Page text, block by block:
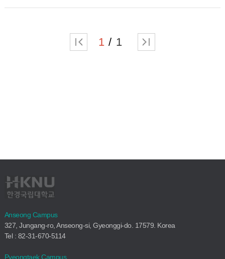
1 1
Anseong Campus
327, Jungang-ro, Anseong-si, Gyeonggi-do. 17579. Korea
Tel : 82-31-670-5114
Pyeongtaek Campus